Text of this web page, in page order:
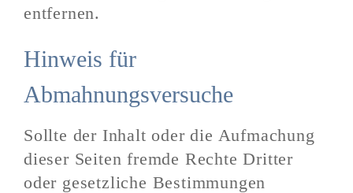
entfernen.
Hinweis für
Abmahnungsversuche
Sollte der Inhalt oder die Aufmachung
dieser Seiten fremde Rechte Dritter
oder gesetzliche Bestimmungen